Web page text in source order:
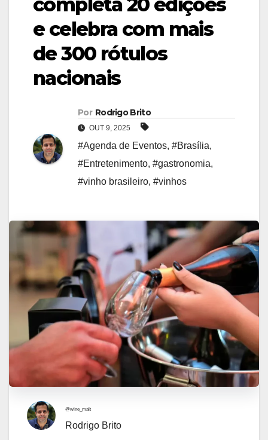
e celebra com mais
de 300 rótulos
nacionais
Por Rodrigo Brito
OUT 9, 2025
#Agenda de Eventos, #Brasília,
#Entretenimento, #gastronomia,
#vinho brasileiro, #vinhos
@wine_malt
Rodrigo Brito